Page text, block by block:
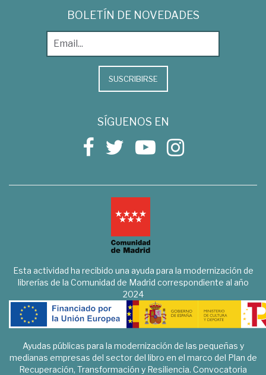
BOLETÍN DE NOVEDADES
SUSCRIBIRSE
SÍGUENOS EN
Esta actividad ha recibido una ayuda para la modernización de
librerías de la Comunidad de Madrid correspondiente al año
2024
Ayudas públicas para la modernización de las pequeñas y
medianas empresas del sector del libro en el marco del Plan de
Recuperación, Transformación y Resiliencia. Convocatoria